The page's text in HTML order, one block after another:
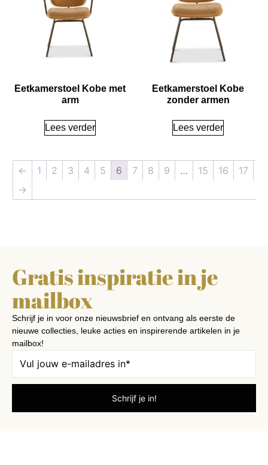
Eetkamerstoel Kobe met
arm
Lees verder
Eetkamerstoel Kobe
zonder armen
Lees verder
← 1 2 3 4 5 6 7 8 9 … 15 16
17
→
Gratis inspiratie in je
mailbox
Schrijf je in voor onze nieuwsbrief en ontvang als eerste de
nieuwe collecties, leuke acties en inspirerende artikelen in je
mailbox!